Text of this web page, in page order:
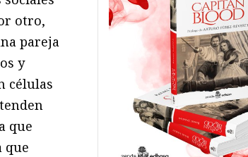
otro,
pareja
y
células
que
que